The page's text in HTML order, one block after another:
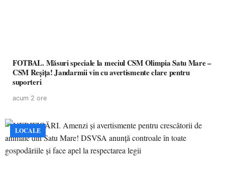
FOTBAL. Măsuri speciale la meciul CSM Olimpia Satu Mare –
CSM Reșița! Jandarmii vin cu avertismente clare pentru
suporteri
acum 2 ore
LOCALE